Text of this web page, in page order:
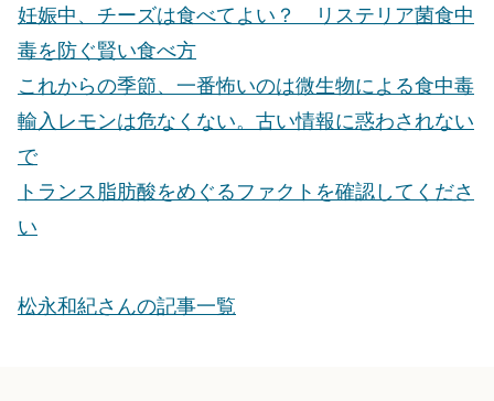
妊娠中、チーズは食べてよい？ リステリア菌食中
毒を防ぐ賢い食べ方
これからの季節、一番怖いのは微生物による食中毒
輸入レモンは危なくない。古い情報に惑わされない
で
トランス脂肪酸をめぐるファクトを確認してくださ
い
松永和紀さんの記事一覧